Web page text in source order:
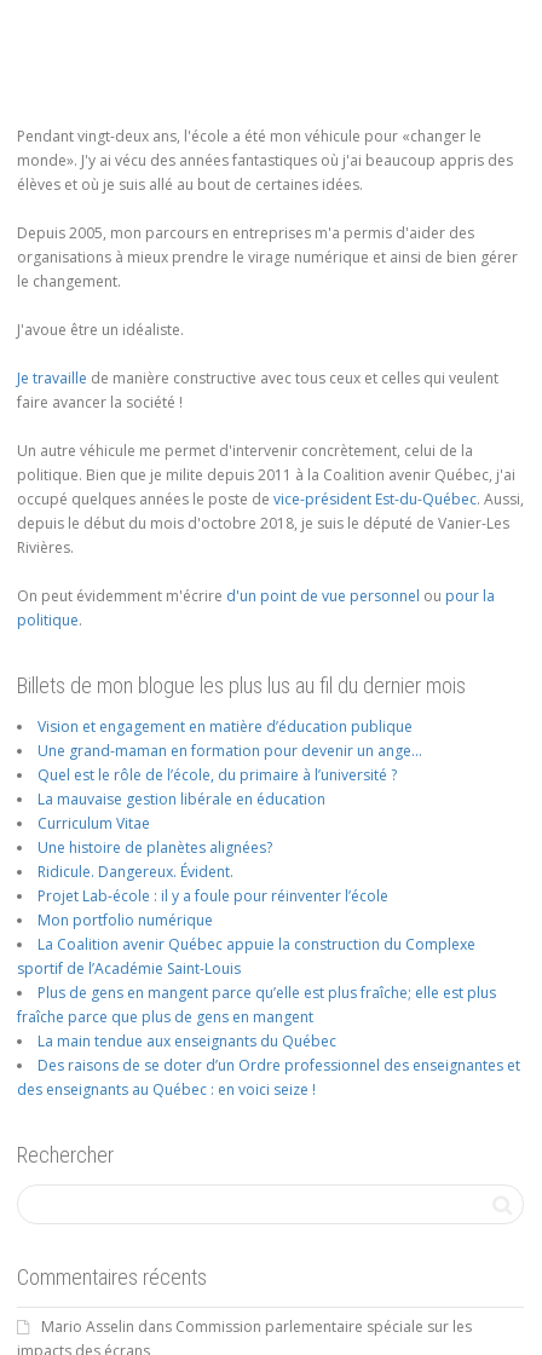
Pendant vingt-deux ans, l'école a été mon véhicule pour «changer le
monde». J'y ai vécu des années fantastiques où j'ai beaucoup appris des
élèves et où je suis allé au bout de certaines idées.
Depuis 2005, mon parcours en entreprises m'a permis d'aider des
organisations à mieux prendre le virage numérique et ainsi de bien gérer
le changement.
J'avoue être un idéaliste.
Je travaille de manière constructive avec tous ceux et celles qui veulent
faire avancer la société !
Un autre véhicule me permet d'intervenir concrètement, celui de la
politique. Bien que je milite depuis 2011 à la Coalition avenir Québec, j'ai
occupé quelques années le poste de vice-président Est-du-Québec. Aussi,
depuis le début du mois d'octobre 2018, je suis le député de Vanier-Les
Rivières.
On peut évidemment m'écrire d'un point de vue personnel ou pour la
politique.
Billets de mon blogue les plus lus au fil du dernier mois
Vision et engagement en matière d’éducation publique
Une grand-maman en formation pour devenir un ange…
Quel est le rôle de l’école, du primaire à l’université ?
La mauvaise gestion libérale en éducation
Curriculum Vitae
Une histoire de planètes alignées?
Ridicule. Dangereux. Évident.
Projet Lab-école : il y a foule pour réinventer l’école
Mon portfolio numérique
La Coalition avenir Québec appuie la construction du Complexe
sportif de l’Académie Saint-Louis
Plus de gens en mangent parce qu’elle est plus fraîche; elle est plus
fraîche parce que plus de gens en mangent
La main tendue aux enseignants du Québec
Des raisons de se doter d’un Ordre professionnel des enseignantes et
des enseignants au Québec : en voici seize !
Rechercher
Commentaires récents
Mario Asselin dans Commission parlementaire spéciale sur les
impacts des écrans